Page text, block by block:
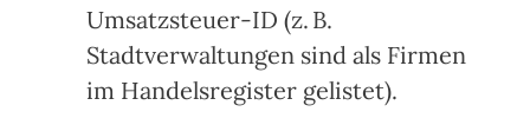
Umsatzsteuer-ID (z. B.
Stadtverwaltungen sind als Firmen
im Handelsregister gelistet).